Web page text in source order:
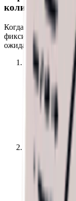
количества
Когда у предмета
фиксированных) в
ожидаемое
Ожидаемое
выпадения
Ожидаемое
Минимальное
конфигурации
количества
Среднее
То есть
случайных